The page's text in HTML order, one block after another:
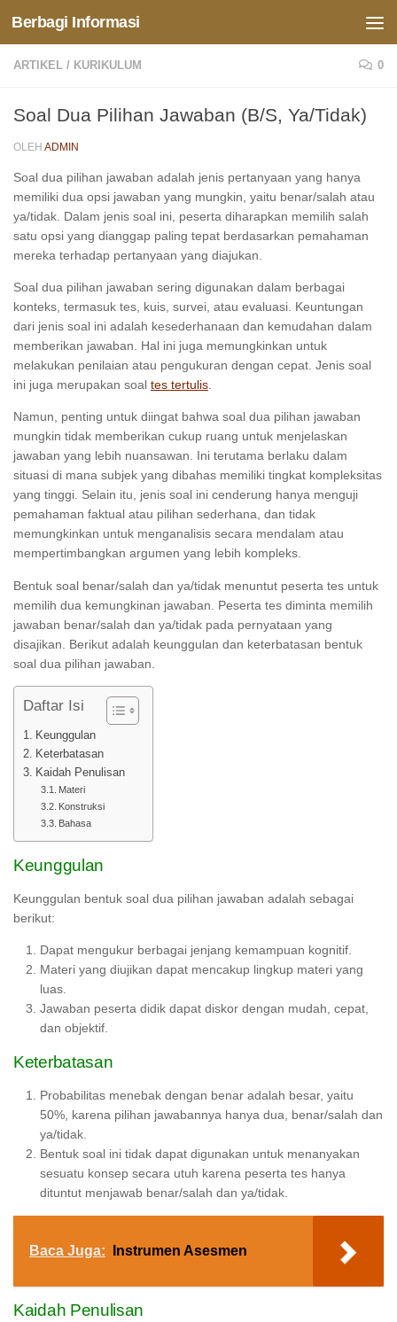
Skip to content
Berbagi Informasi
ARTIKEL / KURIKULUM 0
Soal Dua Pilihan Jawaban (B/S, Ya/Tidak)
OLEH ADMIN
Soal dua pilihan jawaban adalah jenis pertanyaan yang hanya
memiliki dua opsi jawaban yang mungkin, yaitu benar/salah atau
ya/tidak. Dalam jenis soal ini, peserta diharapkan memilih salah
satu opsi yang dianggap paling tepat berdasarkan pemahaman
mereka terhadap pertanyaan yang diajukan.
Soal dua pilihan jawaban sering digunakan dalam berbagai
konteks, termasuk tes, kuis, survei, atau evaluasi. Keuntungan
dari jenis soal ini adalah kesederhanaan dan kemudahan dalam
memberikan jawaban. Hal ini juga memungkinkan untuk
melakukan penilaian atau pengukuran dengan cepat. Jenis soal
ini juga merupakan soal tes tertulis.
Namun, penting untuk diingat bahwa soal dua pilihan jawaban
mungkin tidak memberikan cukup ruang untuk menjelaskan
jawaban yang lebih nuansawan. Ini terutama berlaku dalam
situasi di mana subjek yang dibahas memiliki tingkat kompleksitas
yang tinggi. Selain itu, jenis soal ini cenderung hanya menguji
pemahaman faktual atau pilihan sederhana, dan tidak
memungkinkan untuk menganalisis secara mendalam atau
mempertimbangkan argumen yang lebih kompleks.
Bentuk soal benar/salah dan ya/tidak menuntut peserta tes untuk
memilih dua kemungkinan jawaban. Peserta tes diminta memilih
jawaban benar/salah dan ya/tidak pada pernyataan yang
disajikan. Berikut adalah keunggulan dan keterbatasan bentuk
soal dua pilihan jawaban.
Daftar Isi
Keunggulan
Keterbatasan
Kaidah Penulisan
Materi
Konstruksi
Bahasa
Keunggulan
Keunggulan bentuk soal dua pilihan jawaban adalah sebagai
berikut:
Dapat mengukur berbagai jenjang kemampuan kognitif.
Materi yang diujikan dapat mencakup lingkup materi yang
luas.
Jawaban peserta didik dapat diskor dengan mudah, cepat,
dan objektif.
Keterbatasan
Probabilitas menebak dengan benar adalah besar, yaitu
50%, karena pilihan jawabannya hanya dua, benar/salah dan
ya/tidak.
Bentuk soal ini tidak dapat digunakan untuk menanyakan
sesuatu konsep secara utuh karena peserta tes hanya
dituntut menjawab benar/salah dan ya/tidak.
Baca Juga: Instrumen Asesmen
Kaidah Penulisan